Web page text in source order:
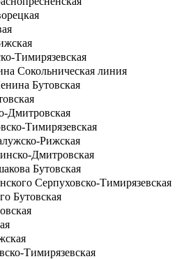
Тимирязевская
Сокольническая линия
Бутовская
Дмитровская
Тимирязевская
Рижская
Дмитровская
Бутовская
Серпуховско-Тимирязевская
Бутовская
Тимирязевская